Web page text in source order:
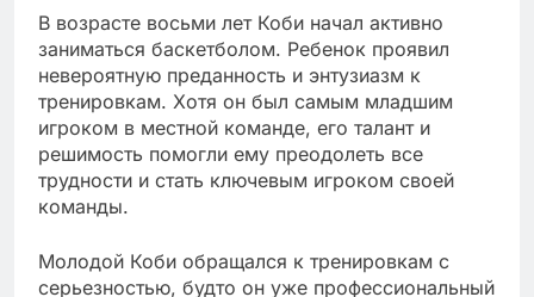
В возрасте восьми лет Коби начал активно
заниматься баскетболом. Ребенок проявил
невероятную преданность и энтузиазм к
тренировкам. Хотя он был самым младшим
игроком в местной команде, его талант и
решимость помогли ему преодолеть все
трудности и стать ключевым игроком своей
команды.
Молодой Коби обращался к тренировкам с
серьезностью, будто он уже профессиональный